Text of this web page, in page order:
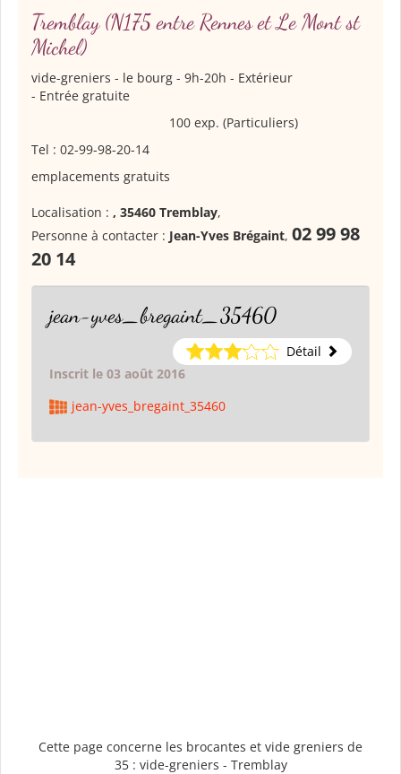
Tremblay (N175 entre Rennes et Le Mont st
Michel)
vide-greniers - le bourg - 9h-20h - Extérieur
- Entrée gratuite
100 exp. (Particuliers)
Tel : 02-99-98-20-14
emplacements gratuits
Localisation : , 35460 Tremblay,
Personne à contacter : Jean-Yves Brégaint, 02 99 98
20 14
jean-yves_bregaint_35460
Détail
Inscrit le 03 août 2016
jean-yves_bregaint_35460
Cette page concerne les brocantes et vide greniers de
35 : vide-greniers - Tremblay